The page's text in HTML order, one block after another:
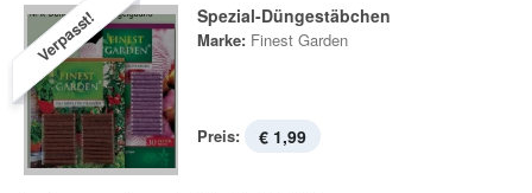
Verpasst! Spezial-Düngestäbchen
Marke: Finest Garden
Preis: € 1,99